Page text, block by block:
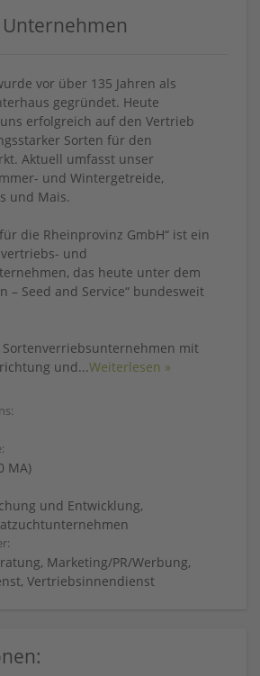
vor über 135 Jahren als
gegründet. Heute
erfolgreich auf den Vertrieb
Sorten für den
Aktuell umfasst unser
und Wintergetreide,
und Mais.
die Rheinprovinz GmbH“ ist ein
und
das heute unter dem
– Seed and Service“ bundesweit
Sortenverriebsunternehmen mit
und...Weiterlesen »
MA)
und Entwicklung,
Marketing/PR/Werbung,
Vertriebsinnendienst